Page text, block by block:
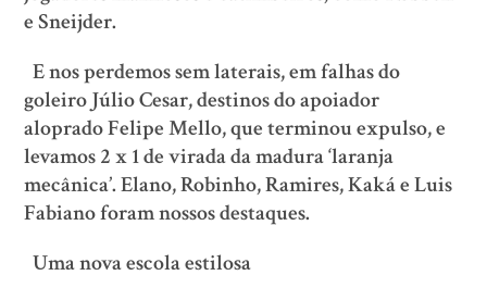
e Sneijder.
E nos perdemos sem laterais, em falhas do
goleiro Júlio Cesar, destinos do apoiador
aloprado Felipe Mello, que terminou expulso, e
levamos 2 x 1 de virada da madura ‘laranja
mecânica’. Elano, Robinho, Ramires, Kaká e Luis
Fabiano foram nossos destaques.
Uma nova escola estilosa